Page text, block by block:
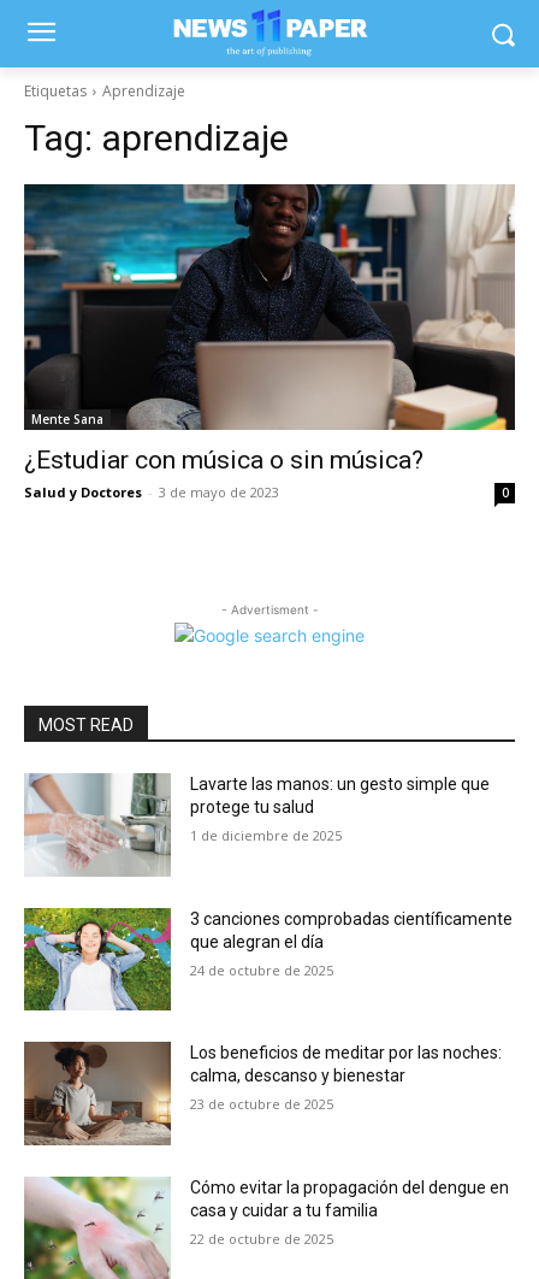
Etiquetas Aprendizaje
Tag: aprendizaje
Mente Sana
¿Estudiar con música o sin música?
Salud y Doctores - 3 de mayo de 2023 0
- Advertisment -
MOST READ
Lavarte las manos: un gesto simple que
protege tu salud
1 de diciembre de 2025
3 canciones comprobadas científicamente
que alegran el día
24 de octubre de 2025
Los beneficios de meditar por las noches:
calma, descanso y bienestar
23 de octubre de 2025
Cómo evitar la propagación del dengue en
casa y cuidar a tu familia
22 de octubre de 2025